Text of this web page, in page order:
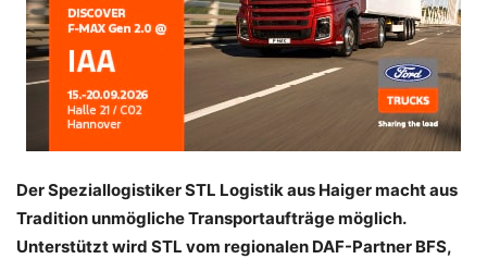
Der Speziallogistiker STL Logistik aus Haiger macht aus
Tradition unmögliche Transportaufträge möglich.
Unterstützt wird STL vom regionalen DAF-Partner BFS,